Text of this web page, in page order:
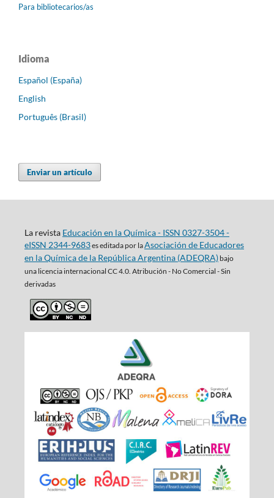
Para bibliotecarios/as
Idioma
Español (España)
English
Português (Brasil)
Enviar un artículo
La revista Educación en la Química - ISSN 0327-3504 -
eISSN 2344-9683es editada por laAsociación de Educadores
en la Química de la República Argentina (ADEQRA)bajo
una licencia internacional CC 4.0. Atribución - No Comercial - Sin
derivadas